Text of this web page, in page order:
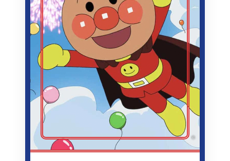
CRÉATEUR
TAKASHI YANASE
PREMIÈRE
APPARITION
LIVRE POUR ENFANTS
ANPANMAN (ALBUM
ILLUSTRÉ)
DATE
D'APPARITION
1973/10/01
SUPER-HÉROS,
PROTECTEUR DES
FAIBLES ET DES
AFFAMÉS
Super-héros au cœur d'or dont la tête est
un petit pain brioché fourré à la pâte de
haricots rouges, qu'il n'hésite pas à
partager avec ceux qui ont faim.
EN SAVOIR PLUS